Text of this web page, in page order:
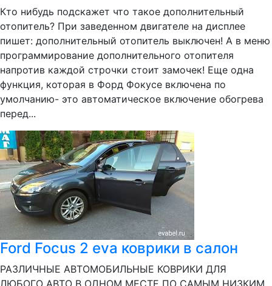
Кто нибудь подскажет что такое дополнительный
отопитель? При заведенном двигателе на дисплее
пишет: дополнительный отопитель выключен! А в меню
программирование дополнительного отопителя
напротив каждой строчки стоит замочек! Еще одна
функция, которая в Форд Фокусе включена по
умолчанию- это автоматическое включение обогрева
перед...
Ford Focus 2 eva коврики в салон
РАЗЛИЧНЫЕ АВТОМОБИЛЬНЫЕ КОВРИКИ ДЛЯ
ЛЮБОГО АВТО В ОДНОМ МЕСТЕ ПО САМЫМ НИЗКИМ